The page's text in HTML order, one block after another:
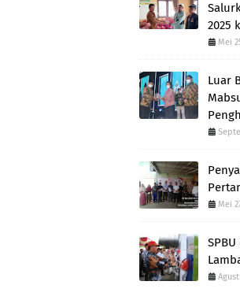
2025
Mei
Luar
Mei